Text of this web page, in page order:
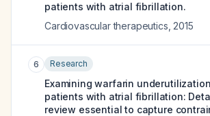
patients with atrial fibrillation.
Cardiovascular therapeutics 2015
6 Research
Examining warfarin
patients with atrial fibrillation:
review essential to capture